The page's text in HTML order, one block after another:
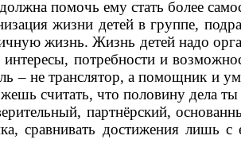
помочь ему стать более
жизни детей в группе,
жизнь. Жизнь детей надо
потребности и
– не транслятор, а помощник
считать, что половину дела
партнёрский,
сравнивать достижения лишь